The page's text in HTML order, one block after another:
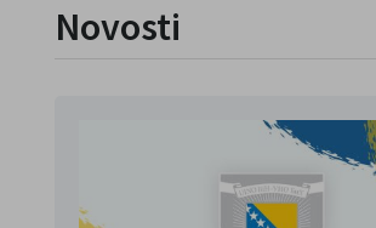
Novosti